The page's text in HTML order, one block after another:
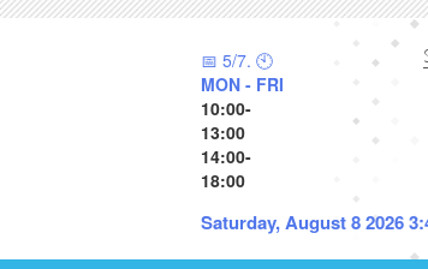
📅 5/7. 🕙
MON - FRI
10:00-
13:00
14:00-
18:00
Saturday, August 8 2026